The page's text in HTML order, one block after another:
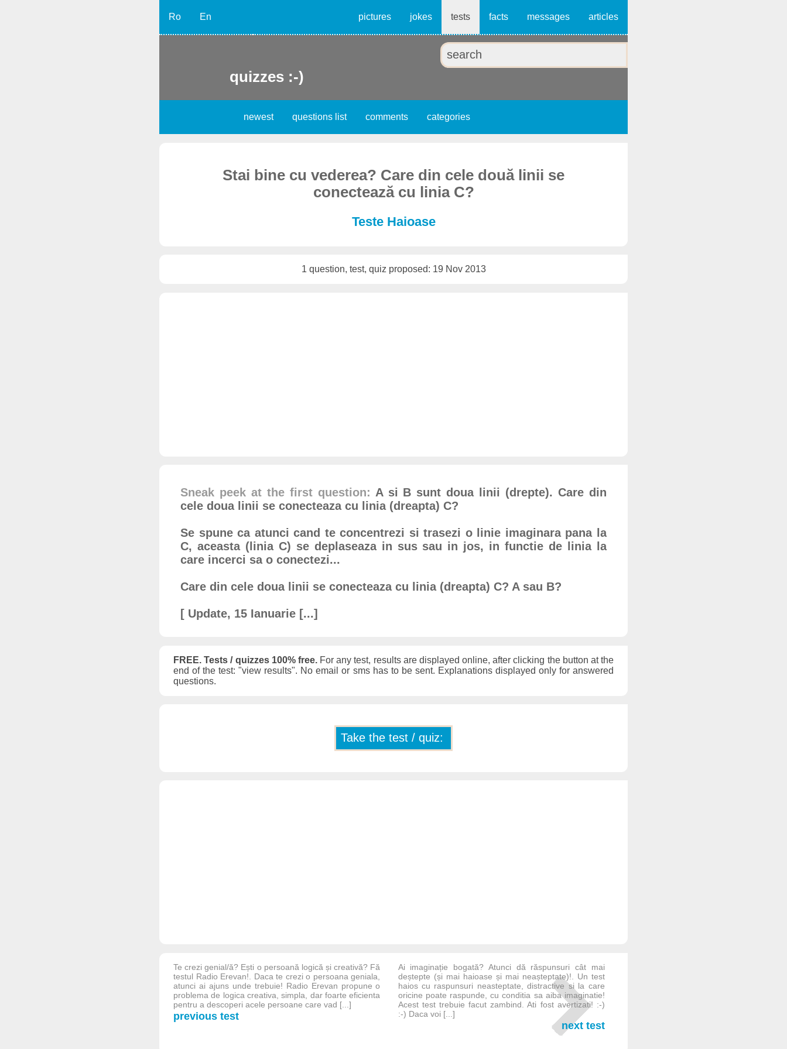
Ro En pictures jokes tests facts messages articles
quizzes :-)
newest questions list comments categories
Stai bine cu vederea? Care din cele două linii se
conectează cu linia C?
Teste Haioase
1 question, test, quiz proposed: 19 Nov 2013
Sneak peek at the first question: A si B sunt doua linii (drepte). Care din
cele doua linii se conecteaza cu linia (dreapta) C?
Se spune ca atunci cand te concentrezi si trasezi o linie imaginara pana la
C, aceasta (linia C) se deplaseaza in sus sau in jos, in functie de linia la
care incerci sa o conectezi...
Care din cele doua linii se conecteaza cu linia (dreapta) C? A sau B?
[ Update, 15 Ianuarie [...]
FREE. Tests / quizzes 100% free.For any test, results are displayed online, after clicking the button at the
end of the test: "view results". No email or sms has to be sent. Explanations displayed only for answered
questions.
Te crezi genial/ă? Ești o persoană logică și creativă? Fă
testul Radio Erevan!. Daca te crezi o persoana geniala,
atunci ai ajuns unde trebuie! Radio Erevan propune o
problema de logica creativa, simpla, dar foarte eficienta
pentru a descoperi acele persoane care vad [...]
previous test
Ai imaginație bogată? Atunci dă răspunsuri cât mai
deștepte (și mai haioase și mai neașteptate)!. Un test
haios cu raspunsuri neasteptate, distractive si la care
oricine poate raspunde, cu conditia sa aiba imaginatie!
Acest test trebuie facut zambind. Ati fost avertizati! :-)
:-) Daca voi [...]
next test